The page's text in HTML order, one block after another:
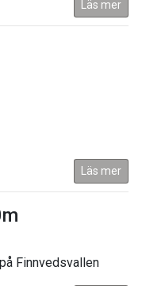
Läs mer
Läs mer
Finnvedsvallen